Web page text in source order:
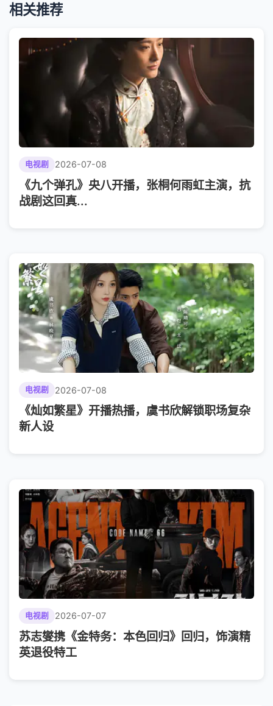
相关推荐
电视剧 2026-07-08
《九个弹孔》央八开播，张桐何雨虹主演，抗
战剧这回真...
电视剧 2026-07-08
《灿如繁星》开播热播，虞书欣解锁职场复杂
新人设
电视剧 2026-07-07
苏志燮携《金特务：本色回归》回归，饰演精
英退役特工